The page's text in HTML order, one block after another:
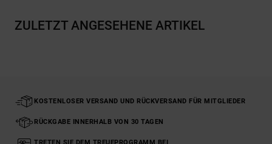
ZULETZT ANGESEHENE ARTIKEL
KOSTENLOSER VERSAND UND RÜCKVERSAND FÜR MITGLIEDER
RÜCKGABE INNERHALB VON 30 TAGEN